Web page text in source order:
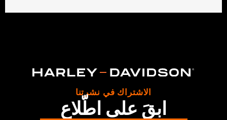
الاشتراك في نشرتنا
ابقَ على اطّلاع